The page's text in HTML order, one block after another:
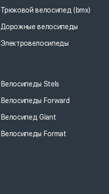
Трюковой велосипед (bmx)
Дорожные велосипеды
Электровелосипеды
Велосипеды Stels
Велосипеды Forward
Велосипед Giant
Велосипеды Format